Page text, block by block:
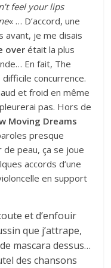
feel your lips
« … D’accord, une
avant, je me disais
overétait la plus
En fait, The
concurrence.
et froid en même
pas. Hors de
Moving Dreams
presque
peau, ça se joue
accords d’une
en support
et d’enfouir
que j’attrape,
mascara dessus…
des chansons